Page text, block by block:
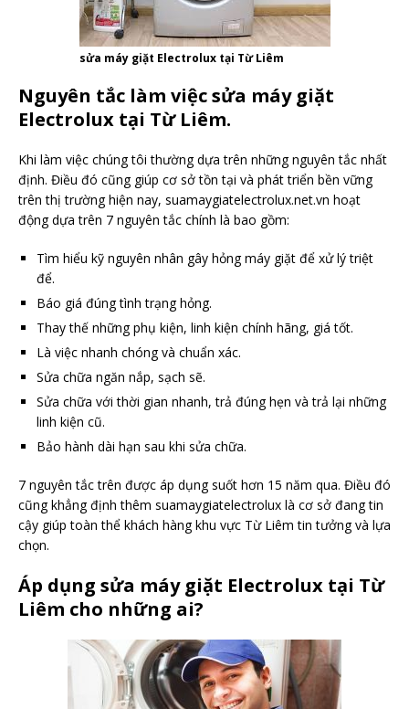
sửa máy giặt Electrolux tại Từ Liêm
Nguyên tắc làm việc sửa máy giặt
Electrolux tại Từ Liêm.
Khi làm việc chúng tôi thường dựa trên những nguyên tắc nhất
định. Điều đó cũng giúp cơ sở tồn tại và phát triển bền vững
trên thị trường hiện nay, suamaygiatelectrolux.net.vn hoạt
động dựa trên 7 nguyên tắc chính là bao gồm:
Tìm hiểu kỹ nguyên nhân gây hỏng máy giặt để xử lý triệt
để.
Báo giá đúng tình trạng hỏng.
Thay thế những phụ kiện, linh kiện chính hãng, giá tốt.
Là việc nhanh chóng và chuẩn xác.
Sửa chữa ngăn nắp, sạch sẽ.
Sửa chữa với thời gian nhanh, trả đúng hẹn và trả lại những
linh kiện cũ.
Bảo hành dài hạn sau khi sửa chữa.
7 nguyên tắc trên được áp dụng suốt hơn 15 năm qua. Điều đó
cũng khẳng định thêm suamaygiatelectrolux là cơ sở đang tin
cậy giúp toàn thể khách hàng khu vực Từ Liêm tin tưởng và lựa
chọn.
Áp dụng sửa máy giặt Electrolux tại Từ
Liêm cho những ai?